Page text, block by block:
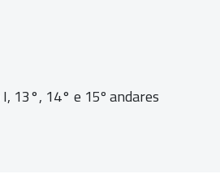
13°, 14° e 15º andares